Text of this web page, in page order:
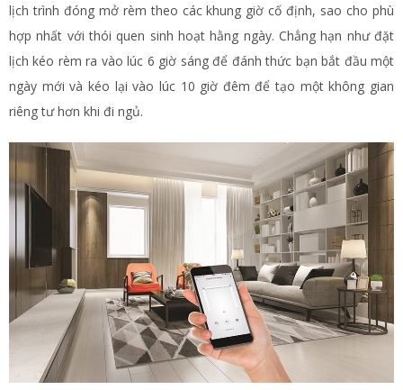
lịch trình đóng mở rèm theo các khung giờ cố định, sao cho phù
hợp nhất với thói quen sinh hoạt hằng ngày. Chẳng hạn như đặt
lịch kéo rèm ra vào lúc 6 giờ sáng để đánh thức bạn bắt đầu một
ngày mới và kéo lại vào lúc 10 giờ đêm để tạo một không gian
riêng tư hơn khi đi ngủ.